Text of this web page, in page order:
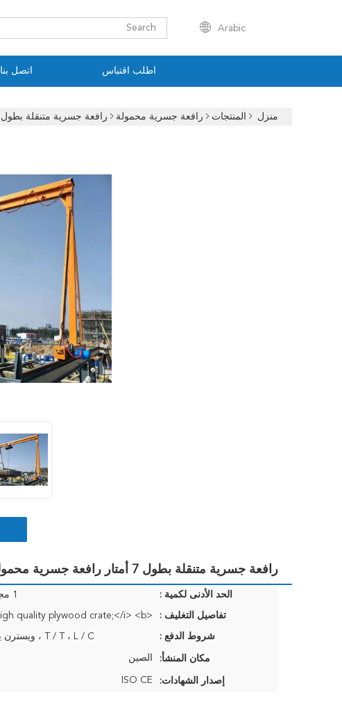
Arabic
اتصل بنا اطلب اقتباس
منزل المنتجات رافعة جسرية محمولة رافعة جسرية متنقلة بطول 7 أمتار رافعة جسرية محمولة 3.5 طن
رافعة جسرية متنقلة بطول 7 أمتار رافعة جسرية محمولة 3.5 طن
الحد الأدنى لكمية : 1 مجموعة
تفاصيل التغليف :
شروط الدفع : T / T ، L / C ، ويسترن يونيون
مكان المنشأ: الصين
إصدار الشهادات: ISO CE